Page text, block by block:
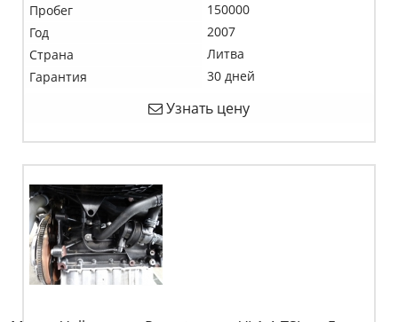
Пробег
150000
Год
2007
Страна
Литва
Гарантия
30 дней
Узнать цену